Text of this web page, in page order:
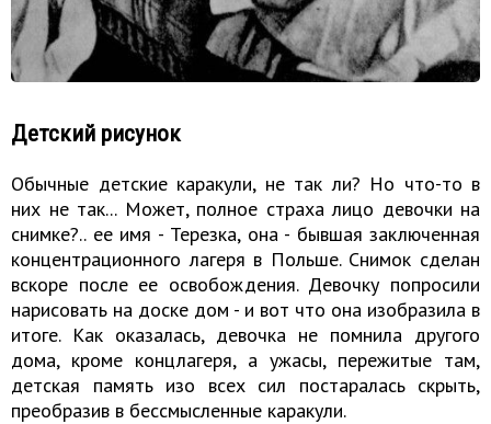
Детский рисунок
Обычные детские каракули, не так ли? Но что-то в
них не так... Может, полное страха лицо девочки на
снимке?.. ее имя - Терезка, она - бывшая заключенная
концентрационного лагеря в Польше. Снимок сделан
вскоре после ее освобождения. Девочку попросили
нарисовать на доске дом - и вот что она изобразила в
итоге. Как оказалась, девочка не помнила другого
дома, кроме концлагеря, а ужасы, пережитые там,
детская память изо всех сил постаралась скрыть,
преобразив в бессмысленные каракули.